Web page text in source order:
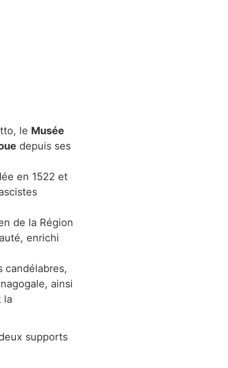
le Musée
depuis ses
en 1522 et
de la Région
enrichi
candélabres,
ainsi
la
supports